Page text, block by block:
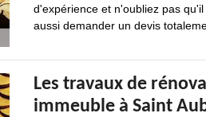
d'expérience et n'oubliez pas
aussi demander un devis
Les travaux de
immeuble à Saint